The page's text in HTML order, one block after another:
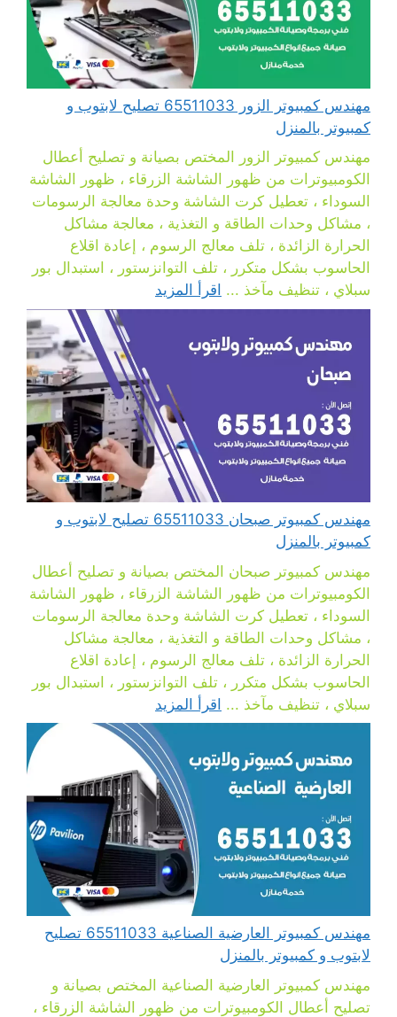
مهندس كمبيوتر الزور 65511033 تصليح لابتوب و
كمبيوتر بالمنزل
مهندس كمبيوتر الزور المختص بصيانة و تصليح أعطال
الكومبيوترات من ظهور الشاشة الزرقاء ، ظهور الشاشة
السوداء ، تعطيل كرت الشاشة وحدة معالجة الرسومات
، مشاكل وحدات الطاقة و التغذية ، معالجة مشاكل
الحرارة الزائدة ، تلف معالج الرسوم ، إعادة اقلاع
الحاسوب بشكل متكرر ، تلف التوانزستور ، استبدال بور
سبلاي ، تنظيف مآخذ ... اقرأ المزيد
مهندس كمبيوتر صبحان 65511033 تصليح لابتوب و
كمبيوتر بالمنزل
مهندس كمبيوتر صبحان المختص بصيانة و تصليح أعطال
الكومبيوترات من ظهور الشاشة الزرقاء ، ظهور الشاشة
السوداء ، تعطيل كرت الشاشة وحدة معالجة الرسومات
، مشاكل وحدات الطاقة و التغذية ، معالجة مشاكل
الحرارة الزائدة ، تلف معالج الرسوم ، إعادة اقلاع
الحاسوب بشكل متكرر ، تلف التوانزستور ، استبدال بور
سبلاي ، تنظيف مآخذ ... اقرأ المزيد
مهندس كمبيوتر العارضية الصناعية 65511033 تصليح
لابتوب و كمبيوتر بالمنزل
مهندس كمبيوتر العارضية الصناعية المختص بصيانة و
تصليح أعطال الكومبيوترات من ظهور الشاشة الزرقاء ،